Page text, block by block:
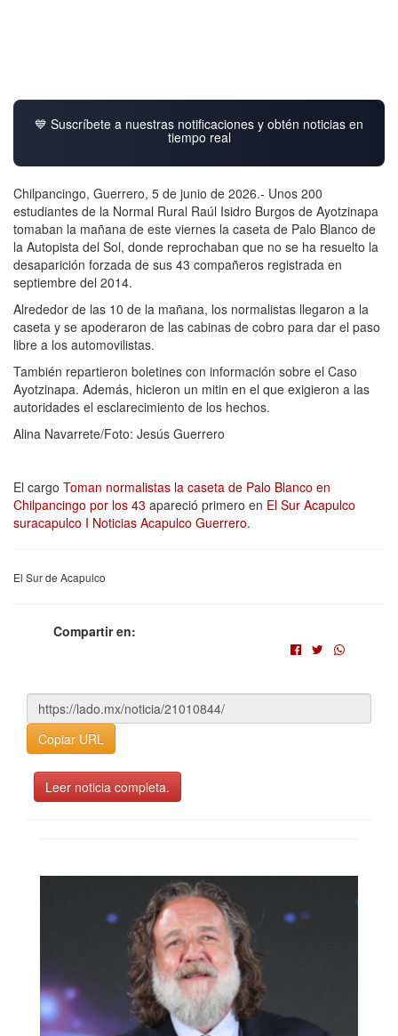
💙 Suscríbete a nuestras notificaciones y obtén noticias en
tiempo real
Chilpancingo, Guerrero, 5 de junio de 2026.- Unos 200
estudiantes de la Normal Rural Raúl Isidro Burgos de Ayotzinapa
tomaban la mañana de este viernes la caseta de Palo Blanco de
la Autopista del Sol, donde reprochaban que no se ha resuelto la
desaparición forzada de sus 43 compañeros registrada en
septiembre del 2014.
Alrededor de las 10 de la mañana, los normalistas llegaron a la
caseta y se apoderaron de las cabinas de cobro para dar el paso
libre a los automovilistas.
También repartieron boletines con información sobre el Caso
Ayotzinapa. Además, hicieron un mitin en el que exigieron a las
autoridades el esclarecimiento de los hechos.
Alina Navarrete/Foto: Jesús Guerrero
El cargo Toman normalistas la caseta de Palo Blanco en
Chilpancingo por los 43 apareció primero en El Sur Acapulco
suracapulco I Noticias Acapulco Guerrero.
El Sur de Acapulco
Compartir en:
Copiar URL
Leer noticia completa.